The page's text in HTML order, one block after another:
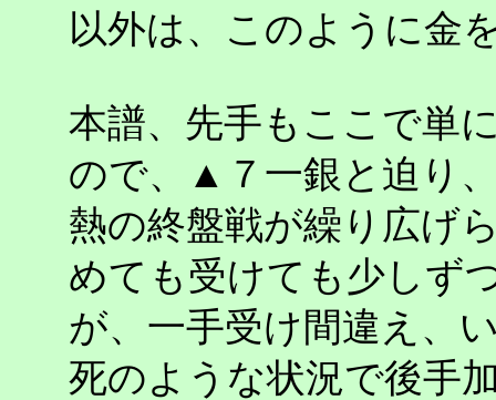
以外は、このように金
本譜、先手もここで単
ので、▲７一銀と迫り
熱の終盤戦が繰り広げ
めても受けても少しず
が、一手受け間違え、
死のような状況で後手